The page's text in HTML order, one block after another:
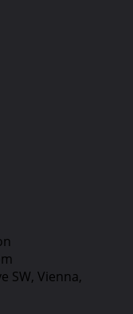
SW, Vienna,